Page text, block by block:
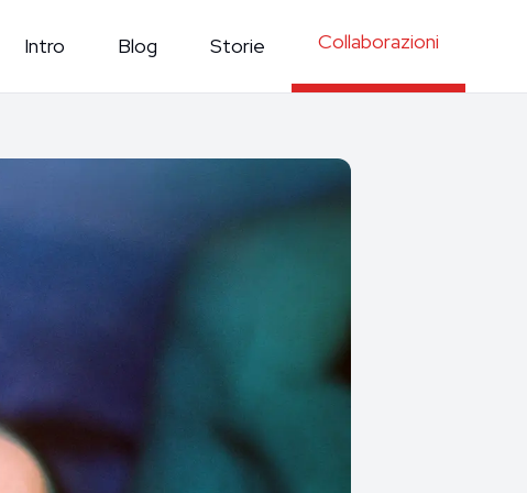
Intro Blog Storie Collaborazioni